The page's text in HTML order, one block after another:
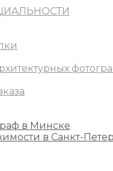
в Минске
в Санкт-